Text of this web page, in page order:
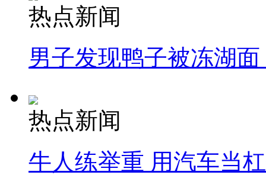
热点新闻
男子发现鸭子被冻湖
热点新闻
牛人练举重 用汽车当